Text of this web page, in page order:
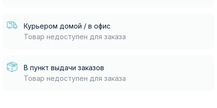
Курьером домой / в офис
Товар недоступен для заказа
В пункт выдачи заказов
Товар недоступен для заказа